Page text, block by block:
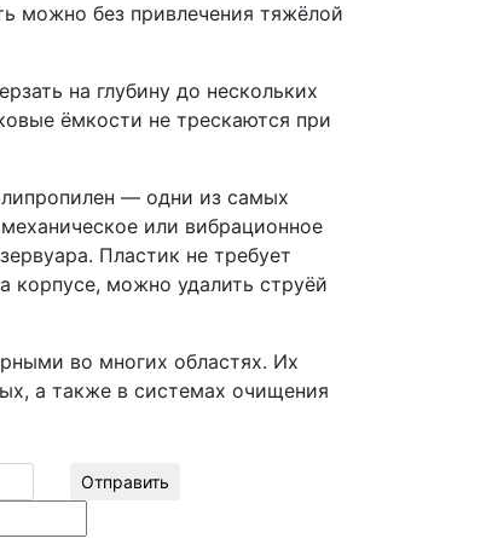
можно без привлечения тяжёлой
на глубину до нескольких
ёмкости не трескаются при
— одни из самых
или вибрационное
Пластик не требует
корпусе, можно удалить струёй
во многих областях. Их
а также в системах очищения
Отправить